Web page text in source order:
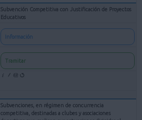
Subvención Competitiva con Justificación de Proyectos
Educativos
Información
Tramitar
Subvenciones, en régimen de concurrencia
competitiva, destinadas a clubes y asociaciones